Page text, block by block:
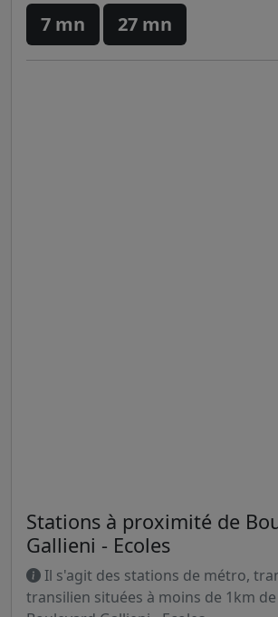
7 mn 27 mn
Stations à proximité de
Gallieni - Ecoles
Il s'agit des stations de métro,
transilien situées à moins de 1km